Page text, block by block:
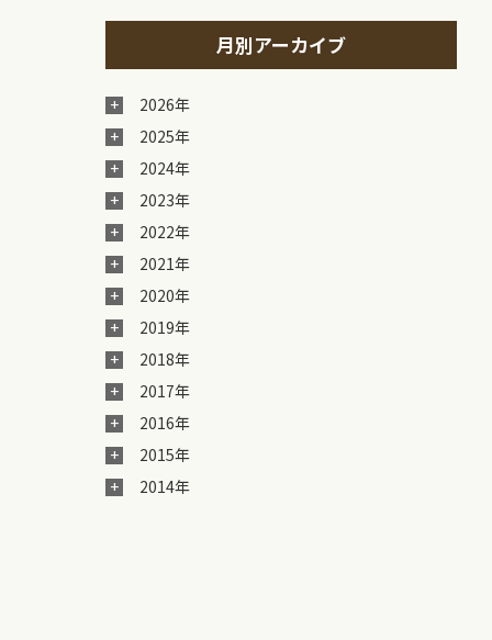
月別アーカイブ
2026年
2025年
2024年
2023年
2022年
2021年
2020年
2019年
2018年
2017年
2016年
2015年
2014年